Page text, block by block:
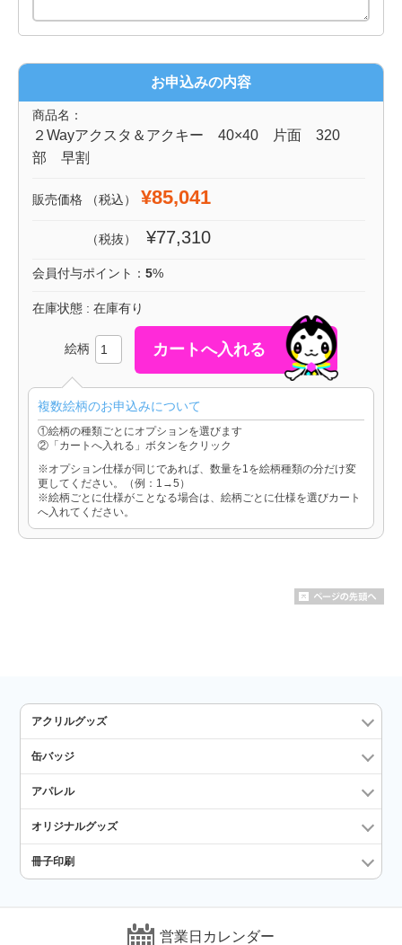
お申込みの内容
商品名：
２Wayアクスタ＆アクキー 40×40 片面 320
部 早割
販売価格 （税込） ¥85,041
（税抜） ¥77,310
会員付与ポイント： 5%
在庫状態 : 在庫有り
絵柄
複数絵柄のお申込みについて
①絵柄の種類ごとにオプションを選びます
②「カートへ入れる」ボタンをクリック
※オプション仕様が同じであれば、数量を1を絵柄種類の分だけ変
更してください。（例：1→5）
※絵柄ごとに仕様がことなる場合は、絵柄ごとに仕様を選びカート
へ入れてください。
アクリルグッズ
缶バッジ
アパレル
オリジナルグッズ
冊子印刷
営業日カレンダー